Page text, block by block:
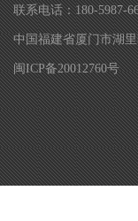
联系电话：180-5987-
中国福建省厦门市湖
闽ICP备20012760号